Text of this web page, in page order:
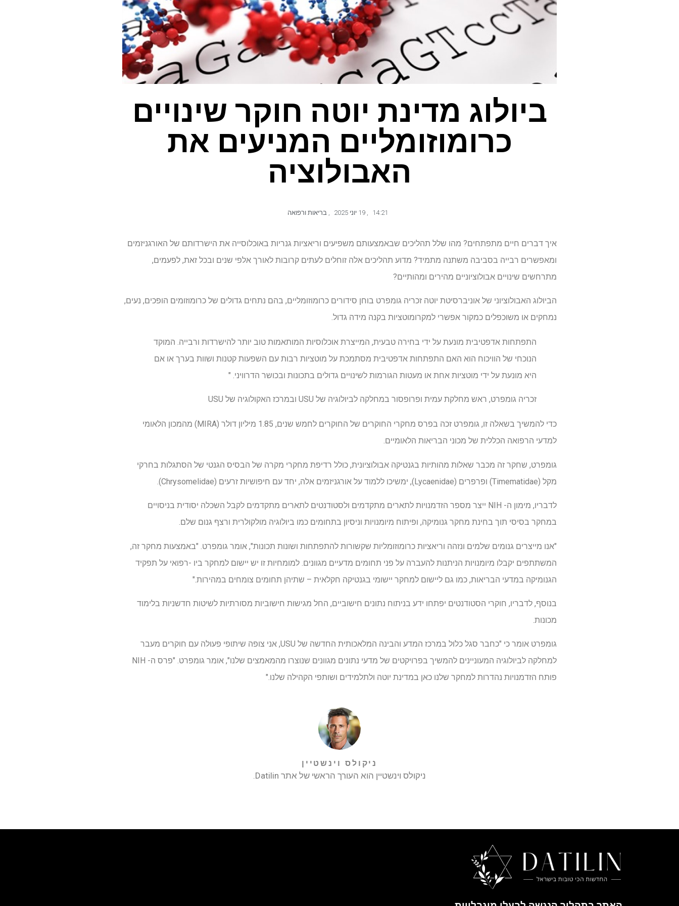
ביולוג מדינת יוטה חוקר שינויים
כרומוזומליים המניעים את
האבולוציה
14:21
, 19 יוני 2025 , בריאות ורפואה
איך דברים חיים מתפתחים? מהו שלל תהליכים שבאמצעותם משפיעים וריאציות גנריות באוכלוסייה את הישרדותם של האורגניזמים
ומאפשרים רבייה בסביבה משתנה מתמיד? מדוע תהליכים אלה זוחלים לעתים קרובות לאורך אלפי שנים ובכל זאת, לפעמים,
מתרחשים שינויים אבולוציוניים מהירים ומהותיים?
הביולוג האבולוציוני של אוניברסיטת יוטה זכריה גומפרט בוחן סידורים כרומוזומליים, בהם נתחים גדולים של כרומוזומים הופכים, נעים,
נמחקים או משוכפלים כמקור אפשרי למקרומוטציות בקנה מידה גדול.
התפתחות אדפטיבית מונעת על ידי בחירה טבעית, המייצרת אוכלוסיות המותאמות טוב יותר להישרדות ורבייה. המוקד
הנוכחי של הוויכוח הוא האם התפתחות אדפטיבית מסתמכת על מוטציות רבות עם השפעות קטנות ושוות בערך או אם
היא מונעת על ידי מוטציות אחת או מעטות הגורמות לשינויים גדולים בתכונות ובכושר הדרוויני. "
זכריה גומפרט, ראש מחלקת עמית ופרופסור במחלקה לביולוגיה של USU ובמרכז האקולוגיה של USU
כדי להמשיך בשאלה זו, גומפרט זכה בפרס מחקרי החוקרים של החוקרים לחמש שנים, 1.85 מיליון דולר (MIRA) מהמכון הלאומי
למדעי הרפואה הכללית של מכוני הבריאות הלאומיים.
גומפרט, שחקר זה מכבר שאלות מהותיות בגנטיקה אבולוציונית, כולל רדיפת מחקרי מקרה של הבסיס הגנטי של הסתגלות בחרקי
מקל (Timematidae) ופרפרים (Lycaenidae), ימשיכו ללמוד על אורגניזמים אלה, יחד עם חיפושיות זרעים (Chrysomelidae).
לדבריו, מימון ה- NIH ייצר מספר הזדמנויות לתארים מתקדמים ולסטודנטים לתארים מתקדמים לקבל השכלה יסודית בניסויים
במחקר בסיסי תוך בחינת מחקר גנומיקה, ופיתוח מיומנויות וניסיון בתחומים כמו ביולוגיה מולקולרית ורצף גנום שלם.
"אנו מייצרים גנומים שלמים ונזהה וריאציות כרומוזומליות שקשורות להתפתחות ושונות תכונות", אומר גומפרט. "באמצעות מחקר זה,
המשתתפים יקבלו מיומנויות הניתנות להעברה על פני תחומים מדעיים מגוונים. למומחיות זו יש יישום למחקר ביו -רפואי על תפקיד
הגנומיקה במדעי הבריאות, כמו גם ליישום למחקר יישומי בגנטיקה חקלאית – שתיהן תחומים צומחים במהירות."
בנוסף, לדבריו, חוקרי הסטודנטים יפתחו ידע בניתוח נתונים חישוביים, החל מגישות חישוביות מסורתיות לשיטות חדשניות בלימוד
מכונות.
גומפרט אומר כי "כחבר סגל כלול במרכז המדע והבינה המלאכותית החדשה של USU, אני צופה שיתופי פעולה עם חוקרים מעבר
למחלקה לביולוגיה המעוניינים להמשיך בפרויקטים של מדעי נתונים מגוונים שנוצרו מהמאמצים שלנו", אומר גומפרט. "פרס ה- NIH
פותח הזדמנויות נהדרות למחקר שלנו כאן במדינת יוטה ולתלמידים ושותפי הקהילה שלנו."
ניקולס וינשטיין
ניקולס וינשטיין הוא העורך הראשי של אתר Datilin.